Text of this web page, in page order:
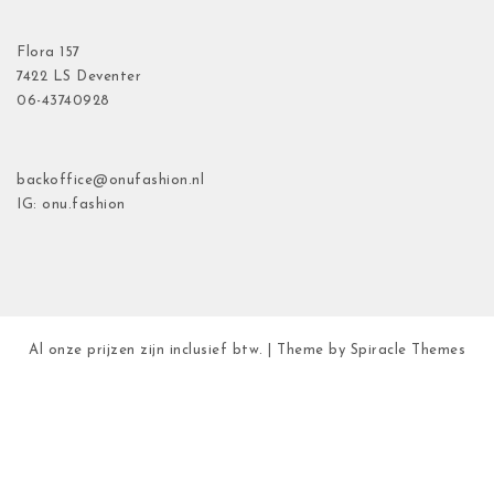
Flora 157
7422 LS Deventer
06-43740928
backoffice@onufashion.nl
IG: onu.fashion
Al onze prijzen zijn inclusief btw. | Theme by Spiracle Themes